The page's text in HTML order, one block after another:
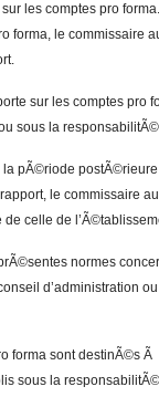
les comptes pro
forma, le commissaire
sur les comptes pro
sous la
pÃ©riode
le commissaire
celle de
normes
d’administration
forma sont destinÃ©s
sous la